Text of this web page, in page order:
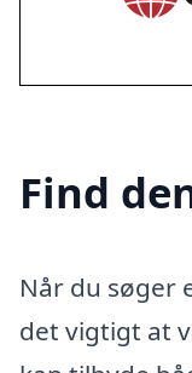
Find
Når du søger
det vigtigt at